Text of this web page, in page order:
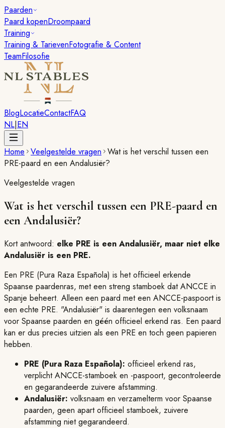
Paarden
Paard kopenDroompaard
Training
Training & TarievenFotografie & Content
TeamFilosofie
BlogLocatieContactFAQ
NL|EN
Home Veelgestelde vragen Wat is het verschil tussen een
PRE-paard en een Andalusiër?
Veelgestelde vragen
Wat is het verschil tussen een PRE-paard en
een Andalusiër?
Kort antwoord: elke PRE is een Andalusiër, maar niet elke
Andalusiër is een PRE.
Een PRE (Pura Raza Española) is het officieel erkende
Spaanse paardenras, met een streng stamboek dat ANCCE in
Spanje beheert. Alleen een paard met een ANCCE-paspoort is
een echte PRE. "Andalusiër" is daarentegen een volksnaam
voor Spaanse paarden en géén officieel erkend ras. Een paard
kan er dus precies uitzien als een PRE en toch geen papieren
hebben.
PRE (Pura Raza Española): officieel erkend ras,
verplicht ANCCE-stamboek en -paspoort, gecontroleerde
en gegarandeerde zuivere afstamming.
Andalusiër: volksnaam en verzamelterm voor Spaanse
paarden, geen apart officieel stamboek, zuivere
afstamming niet gegarandeerd.